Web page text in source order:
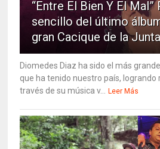
“Entre El Bien Y El Mal”
sencillo del último
gran Cacique de la Junta
Diomedes Diaz ha sido el más
que ha tenido nuestro país, logrando
través de su música v... Leer Más